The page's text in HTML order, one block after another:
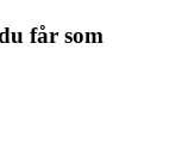
får som